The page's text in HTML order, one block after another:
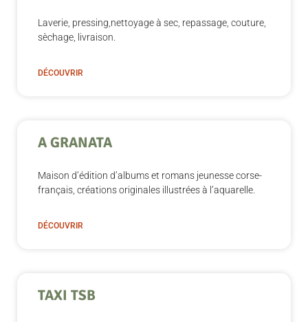
Laverie, pressing,nettoyage à sec, repassage, couture,
sèchage, livraison.
DÉCOUVRIR
A GRANATA
Maison d’édition d’albums et romans jeunesse corse-
français, créations originales illustrées à l’aquarelle.
DÉCOUVRIR
TAXI TSB